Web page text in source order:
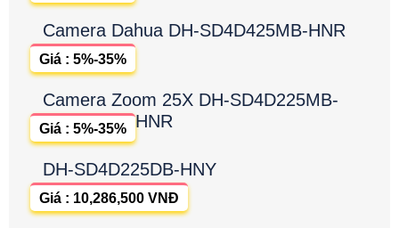
Camera Dahua DH-SD4D425MB-HNR
Giá : 5%-35%
Camera Zoom 25X DH-SD4D225MB-
HNR
Giá : 5%-35%
DH-SD4D225DB-HNY
Giá : 10,286,500 VNĐ